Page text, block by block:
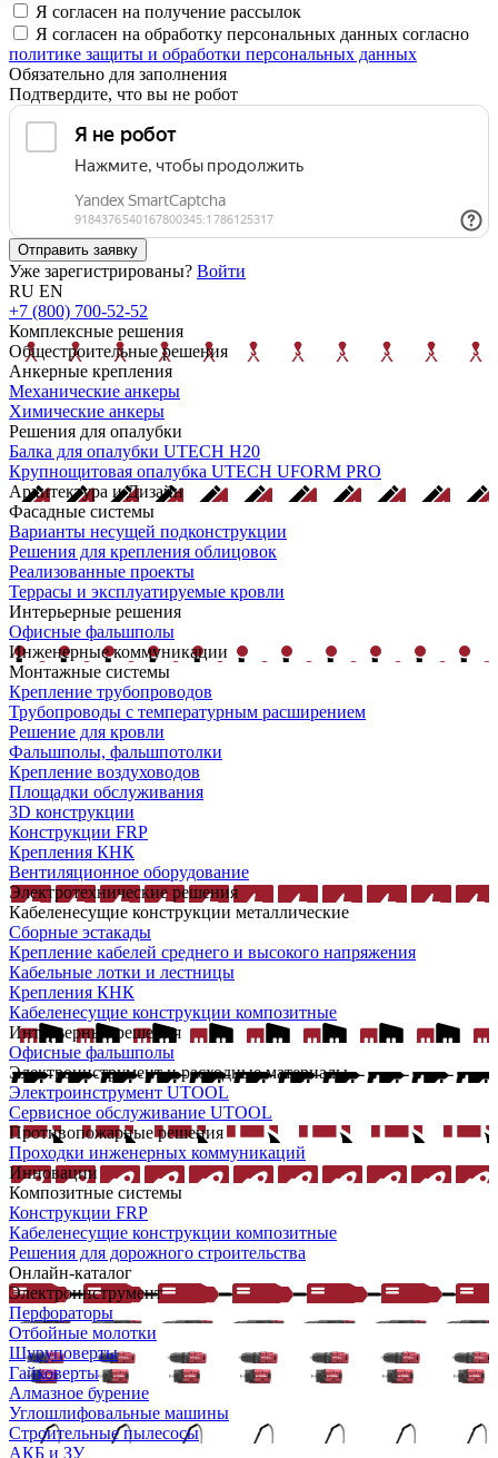
Я согласен на получение рассылок
Я согласен на обработку персональных данных согласно
политике защиты и обработки персональных данных
Обязательно для заполнения
Подтвердите, что вы не робот
Отправить заявку
Уже зарегистрированы? Войти
RU EN
+7 (800) 700-52-52
Комплексные решения
Общестроительные решения
Анкерные крепления
Механические анкеры
Химические анкеры
Решения для опалубки
Балка для опалубки UTECH H20
Крупнощитовая опалубка UTECH UFORM PRO
Архитектура и Дизайн
Фасадные системы
Варианты несущей подконструкции
Решения для крепления облицовок
Реализованные проекты
Террасы и эксплуатируемые кровли
Интерьерные решения
Офисные фальшполы
Инженерные коммуникации
Монтажные системы
Крепление трубопроводов
Трубопроводы с температурным расширением
Решение для кровли
Фальшполы, фальшпотолки
Крепление воздуховодов
Площадки обслуживания
3D конструкции
Конструкции FRP
Крепления КНК
Вентиляционное оборудование
Электротехнические решения
Кабеленесущие конструкции металлические
Сборные эстакады
Крепление кабелей среднего и высокого напряжения
Кабельные лотки и лестницы
Крепления КНК
Кабеленесущие конструкции композитные
Интерьерные решения
Офисные фальшполы
Электроинструмент и расходные материалы
Электроинструмент UTOOL
Сервисное обслуживание UTOOL
Противопожарные решения
Проходки инженерных коммуникаций
Инновации
Композитные системы
Конструкции FRP
Кабеленесущие конструкции композитные
Решения для дорожного строительства
Онлайн-каталог
Электроинструмент
Перфораторы
Отбойные молотки
Шуруповерты
Гайковерты
Алмазное бурение
Углошлифовальные машины
Строительные пылесосы
АКБ и ЗУ